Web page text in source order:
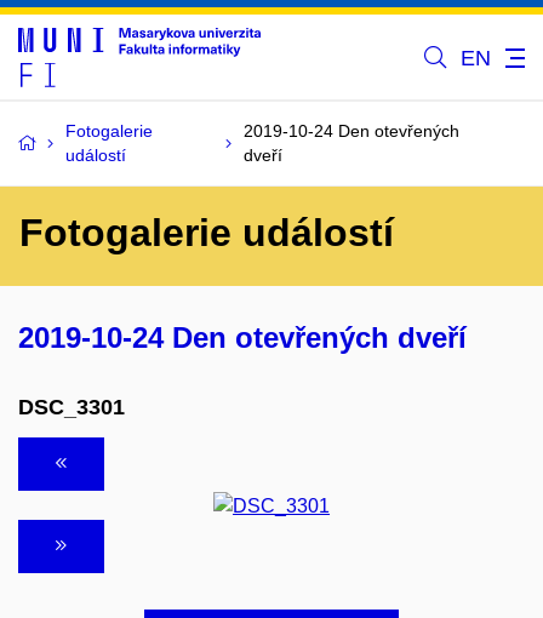
EN
Fotogalerie
událostí
2019-10-24 Den otevřených
dveří
Fotogalerie událostí
2019-10-24 Den otevřených dveří
DSC_3301